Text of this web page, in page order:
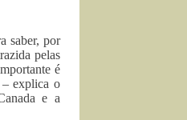
saber, por
pelas
é
– explica o
e a